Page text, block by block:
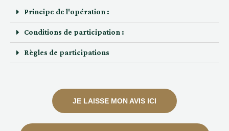
Principe de l'opération :
Conditions de participation :
Règles de participations
JE LAISSE MON AVIS ICI